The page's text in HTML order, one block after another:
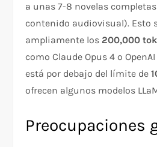
a unas 7-8 novelas
contenido audiovisual). Esto
ampliamente los 200,000
como Claude Opus 4 o
está por debajo del límite de
ofrecen algunos modelos
Preocupaciones